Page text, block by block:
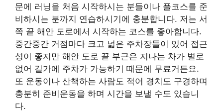
문에 러닝을 처음 시작하시는 분들이나 풀코스를 준
비하시는 분까지 연습하시기에 충분합니다. 저는 서
쪽 끝 해안 도로에서 시작하는 코스를 좋아합니다.
중간중간 거점마다 크고 넓은 주차장들이 있어 접근
성이 좋지만 해안 도로 끝 부근은 지나는 차가 별로
없어 길가에 주차가 가능하기 때문에 무료거든요.
또 운동이나 산책하는 사람도 적어 경치도 구경하며
충분히 준비운동을 하며 시간을 보낼 수도 있습니
다.